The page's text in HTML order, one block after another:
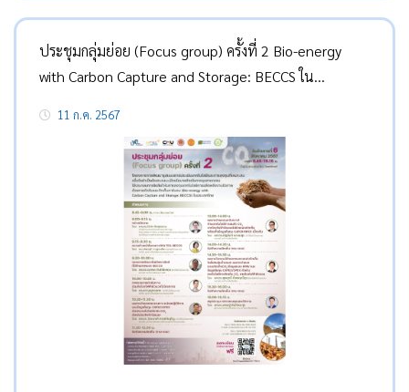
ประชุมกลุ่มย่อย (Focus group) ครั้งที่ 2 Bio-energy
with Carbon Capture and Storage: BECCS ใน
11 ก.ค. 2567